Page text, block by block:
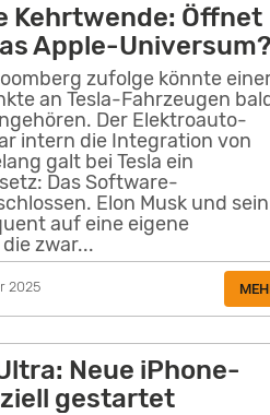
Kehrtwende: Öffnet
Apple-
zufolge könnte
an Tesla-Fahrzeugen
Der Elektroauto-
intern die Integration von
galt bei Tesla ein
Das Software-
Elon Musk und sein
auf eine eigene
zwar...
2025
Neue iPhone-
gestartet